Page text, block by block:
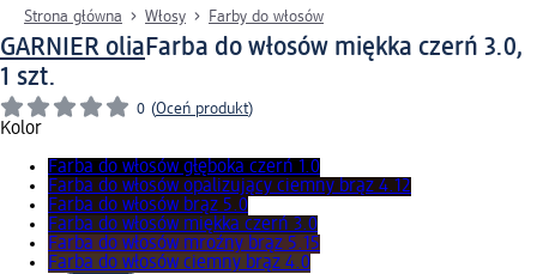
Strona główna Włosy Farby do włosów
GARNIER oliaFarba do włosów miękka czerń 3.0,
1 szt.
0 (Oceń produkt)
Kolor
Farba do włosów głęboka czerń 1.0
Farba do włosów opalizujący ciemny brąz 4.12
Farba do włosów brąz 5.0
Farba do włosów miękka czerń 3.0
Farba do włosów mroźny brąz 5.15
Farba do włosów ciemny brąz 4.0